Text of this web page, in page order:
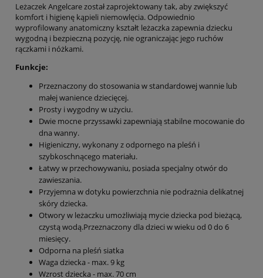
Leżaczek Angelcare został zaprojektowany tak, aby zwiększyć
komfort i higienę kąpieli niemowlęcia. Odpowiednio
wyprofilowany anatomiczny kształt leżaczka zapewnia dziecku
wygodną i bezpieczną pozycję, nie ograniczając jego ruchów
rączkami i nóżkami.
Funkcje:
Przeznaczony do stosowania w standardowej wannie lub
małej wanience dziecięcej.
Prosty i wygodny w użyciu.
Dwie mocne przyssawki zapewniają stabilne mocowanie do
dna wanny.
Higieniczny, wykonany z odpornego na pleśń i
szybkoschnącego materiału.
Łatwy w przechowywaniu, posiada specjalny otwór do
zawieszania.
Przyjemna w dotyku powierzchnia nie podrażnia delikatnej
skóry dziecka.
Otwory w leżaczku umożliwiają mycie dziecka pod bieżącą,
czystą wodą.Przeznaczony dla dzieci w wieku od 0 do 6
miesięcy.
Odporna na pleśń siatka
Waga dziecka - max. 9 kg
Wzrost dziecka - max. 70 cm